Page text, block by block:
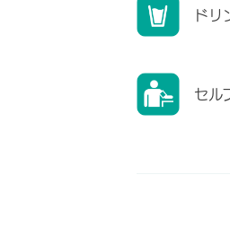
ドリ
セル